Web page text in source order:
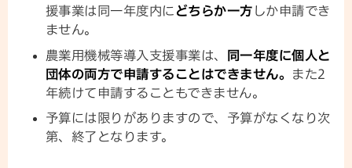
援事業は同一年度内に どちらか一方 しか申請でき
ません。
農業用機械等導入支援事業は、
同一年度に個人と
団体の両方で申請することはできません。
また2
年続けて申請することもできません。
予算には限りがありますので、予算がなくなり次
第、終了となります。